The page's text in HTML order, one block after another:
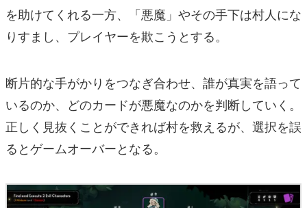
を助けてくれる一方、「悪魔」やその手下は村人にな
りすまし、プレイヤーを欺こうとする。
断片的な手がかりをつなぎ合わせ、誰が真実を語って
いるのか、どのカードが悪魔なのかを判断していく。
正しく見抜くことができれば村を救えるが、選択を誤
るとゲームオーバーとなる。